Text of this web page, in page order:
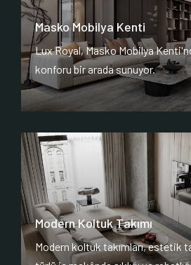
Masko Mobilya Kenti
Lux Royal, Masko Mobilya
konforu bir arada sunuyor.
Modern Koltuk Takımı
Modern koltuk takımları, estetik